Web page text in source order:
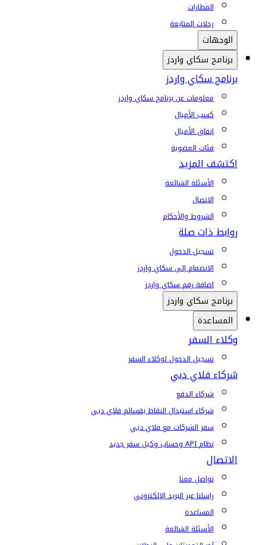
المطارات
رحلات المتابعة
الوجهات
برنامج سكاي واردز
برنامج سكاي واردز
معلومات عن برنامج سكاي واردز
كسب الأميال
إنفاق الأميال
فئات العضوية
اكتشف المزيد
الأسئلة الشائعة
الاتصال
الشروط والأحكام
روابط ذات صلة
تسجيل الدخول
الانضمام إلى سكاي واردز
إضافة رقم سكاي واردز
برنامج سكاي واردز
المساعدة
وكلاء السفر
تسجيل الدخول لوكلاء السفر
شركاء فلاي دبي
شركاء الدفع
شركاء استبدال النقاط بقسائم فلاي دبي
سفر الشركات مع فلاي دبي
نظام API وحساب وكيل سفر جديد
الاتصال
تواصل معنا
راسلنا عبر البريد الإلكتروني
المساعدة
الأسئلة الشائعة